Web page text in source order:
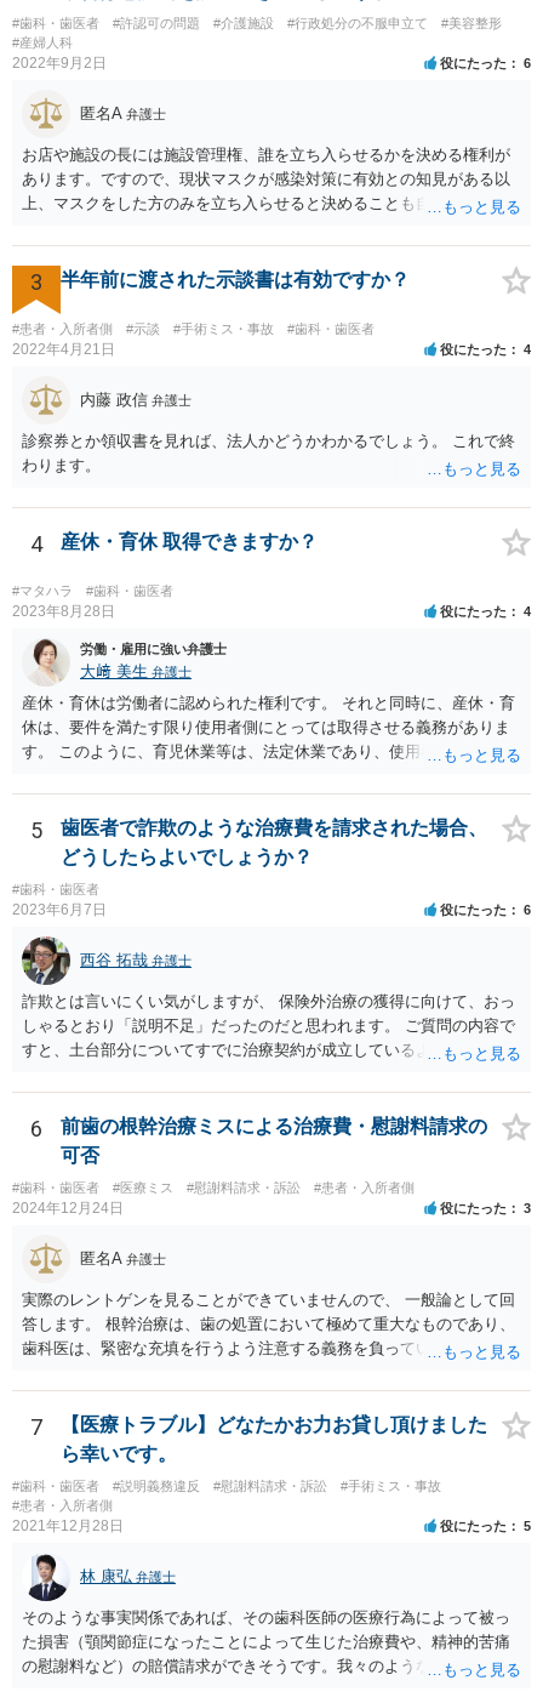
#歯科・歯医者 #許認可の問題 #介護施設 #行政処分の不服申立て
#美容整形
#産婦人科
2022年9月2日 役にたった 6
匿名A 弁護士
お店や施設の長には施設管理権、誰を立ち入らせるかを決める権利が
あります。ですので、現状マスクが感染対策に有効との知見がある以
上、マスクをした方のみを立ち入らせると決めることも自由であり、
など公益的な側面のある業種ですと、公衆浴場法など各種業法で定め
られた理由以外での利用拒否は禁止されていますし、公の施設でもマ
スクなしだけでの利用拒否は問題となりえますが、民間のお店に対し
ては慰謝料の請求は認められないと考えられます。
3 半年前に渡された示談書は有効ですか？
#患者・入所者側 #示談 #手術ミス・事故 #歯科・歯医者
2022年4月21日 役にたった 4
内藤 政信 弁護士
診察券とか領収書を見れば、法人かどうかわかるでしょう。 これで終
わります。
4 産休・育休 取得できますか？
#マタハラ #歯科・歯医者
2023年8月28日 役にたった 4
労働・雇用に強い弁護士
大﨑 美生 弁護士
産休・育休は労働者に認められた権利です。 それと同時に、産休・育
休は、要件を満たす限り使用者側にとっては取得させる義務がありま
す。 このように、育児休業等は、法定休業であり、使用者側で任意に
って、産休・育休を認めないということはできません。 ただし、残念
ながら実際には、妊娠・出産をしたら退職する慣行の事業者はありま
す。 しかし、このような慣行となっていること自体が、均等法９条１
項に違反します。 均等法違反は行政指導の対象となり、事業者が是正
勧告に従わない場合には企業名が公表される可能性もあります。 実際
に小さな医院で公表までいったケースがありますが、かなり稀なケー
スと言えます。 また、産休・育休を理由とした解雇は無効であり、損
害賠償請求の対象にもなります。 実際にどのようなアクションを取る
かは、職場での人間関係など気になる点があると思いますが、弁護士
か労基署へ一度ご相談いただくと安心だと思います。 均等法 （婚姻、
妊娠、出産等を理由とする不利益取扱いの禁止等） 第九条 事業主
は、女性労働者が婚姻し、妊娠し、又は出産したことを退職理由とし
て予定する定めをしてはならない。 ２ 事業主は、女性労働者が婚姻
したことを理由として、解雇してはならない。 ３ 事業主は、その雇
用する女性労働者が妊娠したこと、出産したこと、労働基準法（昭和
二十二年法律第四十九号）第六十五条第一項の規定による休業を請求
し、又は同項若しくは同条第二項の規定による休業をしたことその他
の妊娠又は出産に関する事由であつて厚生労働省令で定めるものを理
はならない。 ４ 妊娠中の女性労働者及び出産後一年を経過しない女
該解雇が前項に規定する事由を理由とする解雇でないことを証明した
ときは、この限りでない。
5
歯医者で詐欺のような治療費を請求された場合、
どうしたらよいでしょうか？
#歯科・歯医者
2023年6月7日 役にたった 6
西谷 拓哉 弁護士
詐欺とは言いにくい気がしますが、 保険外治療の獲得に向けて、おっ
しゃるとおり「説明不足」だったのだと思われます。 ご質問の内容で
すと、土台部分についてすでに治療契約が成立しているように思われ
させることができます。 消費者契約法は、いくつか取消の類型を定め
ています。 いくつか該当しそうな取消権をご参考までのせます。 ①土
台と被せ物の治療は通常同じ歯科で行いますので、被せ物の治療費が
４０万円もかかるというのは 治療費という重要な事項について、不利
益なる事実の不告知があった認められると考えられます。 そのため、
４０万円もかかるとは夢にも思わなかったという事情があれば、不利
益事実の不告知を理由とした取消権を主張することが出来る可能性が
あります（消費者契約法４条２項）。 ②また、保険外治療の必要性に
ついて虚偽の説明があったのであれば、不実告知取消ということも考
えられます（消費者契約法４条１項１号）。 ③そのほか、歯科治療
中、抗らうことが困難な状態で保険外治療の勧誘をされたということ
であれば、最近（令和５年６月１日）施行されたばかりですが、 退去
困難場所（たとえば、待合から診察台へ）に同行された上で困惑して
契約したという類型の取消権（改正消費者契約法４条３項３号）も使
える可能性があります。 一旦、書面で消費者契約法に基づく取消権を
行使するので払えないという 通知をして様子をみるのも手かと思いま
す。 その他、消費生活センターに相談して、間に入ってもらうことも
手かもしれません。
6
前歯の根幹治療ミスによる治療費・慰謝料請求の
可否
#歯科・歯医者 #医療ミス #慰謝料請求・訴訟 #患者・入所者側
2024年12月24日 役にたった 3
匿名A 弁護士
実際のレントゲンを見ることができていませんので、 一般論として回
答します。 根幹治療は、歯の処置において極めて重大なものであり、
歯科医は、緊密な充填を行うよう注意する義務を負っていると考えら
号事件） 当該義務に違反した場合、診療契約の不履行又は不法行為に
基づく損害賠償請求の可能性が生じます。 慰謝料に関しては、通院慰
謝料といった形での請求になろうかと思います。
7
【医療トラブル】どなたかお力お貸し頂けました
ら幸いです。
#歯科・歯医者 #説明義務違反 #慰謝料請求・訴訟
#手術ミス・事故
#患者・入所者側
2021年12月28日 役にたった 5
林 康弘 弁護士
そのような事実関係であれば、その歯科医師の医療行為によって被っ
た損害（顎関節症になったことによって生じた治療費や、精神的苦痛
の慰謝料など）の賠償請求ができそうです。我々のような弁護士に依